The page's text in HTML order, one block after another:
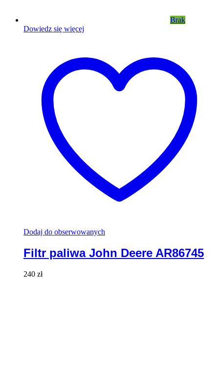
Brak
Dowiedz się więcej
Dodaj do obserwowanych
Filtr paliwa John Deere AR86745
240 zł